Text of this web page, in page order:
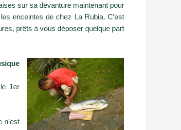
sur sa devanture maintenant pour
enceintes de chez La Rubia. C’est
prêts à vous déposer quelque part
1er
n’est